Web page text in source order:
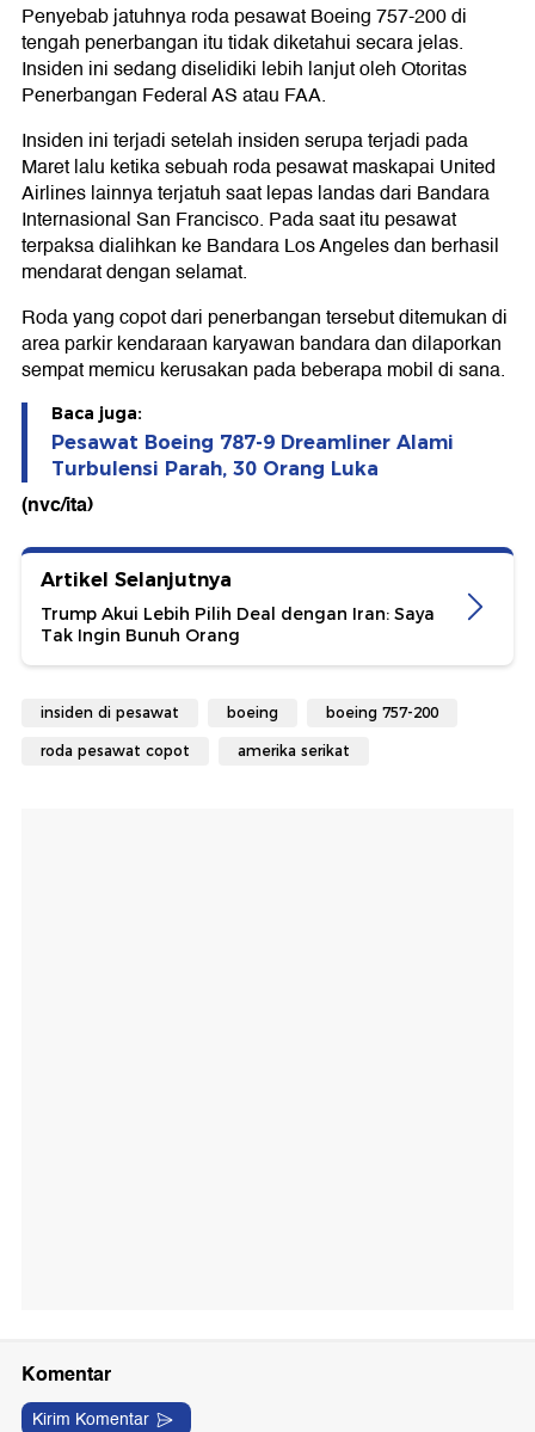
Penyebab jatuhnya roda pesawat Boeing 757-200 di
tengah penerbangan itu tidak diketahui secara jelas.
Insiden ini sedang diselidiki lebih lanjut oleh Otoritas
Penerbangan Federal AS atau FAA.
Insiden ini terjadi setelah insiden serupa terjadi pada
Maret lalu ketika sebuah roda pesawat maskapai United
Airlines lainnya terjatuh saat lepas landas dari Bandara
Internasional San Francisco. Pada saat itu pesawat
terpaksa dialihkan ke Bandara Los Angeles dan berhasil
mendarat dengan selamat.
Roda yang copot dari penerbangan tersebut ditemukan di
area parkir kendaraan karyawan bandara dan dilaporkan
sempat memicu kerusakan pada beberapa mobil di sana.
Baca juga:
Pesawat Boeing 787-9 Dreamliner Alami
Turbulensi Parah, 30 Orang Luka
(nvc/ita)
Artikel Selanjutnya
Trump Akui Lebih Pilih Deal dengan Iran: Saya
Tak Ingin Bunuh Orang
insiden di pesawat boeing boeing 757-200
roda pesawat copot amerika serikat